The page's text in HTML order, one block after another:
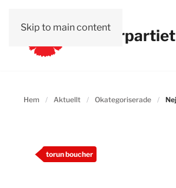
Skip to main content
Hem Aktuellt Okategoriserade
torun boucher